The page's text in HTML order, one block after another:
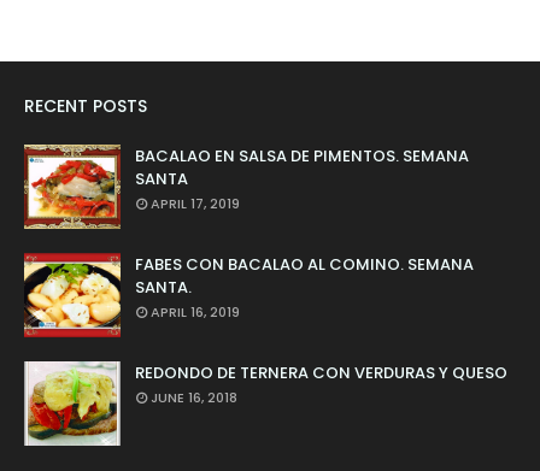
RECENT POSTS
BACALAO EN SALSA DE PIMENTOS. SEMANA
SANTA
APRIL 17, 2019
FABES CON BACALAO AL COMINO. SEMANA
SANTA.
APRIL 16, 2019
REDONDO DE TERNERA CON VERDURAS Y QUESO
JUNE 16, 2018